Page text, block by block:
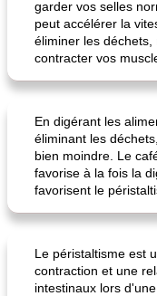
Mme. poulet dijon grillé
garder vos selles
peut accélérer la
éliminer les
contracter vos
En digérant les
éliminant les
bien moindre. Le
favorise à la fois la
favorisent le
Le péristaltisme est
contraction et une
intestinaux lors d'une